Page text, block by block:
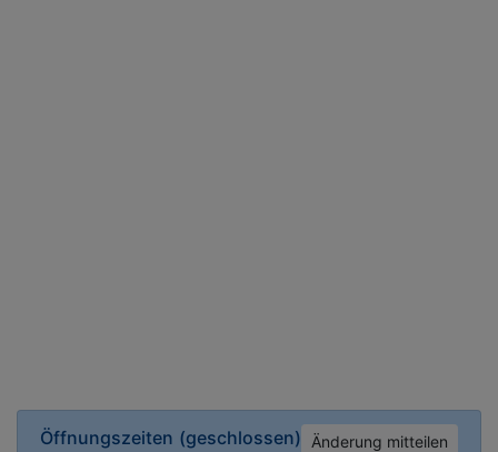
Öffnungszeiten (geschlossen) Änderung mitteilen